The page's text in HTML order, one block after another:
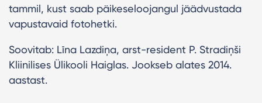
tammil, kust saab päikeseloojangul jäädvustada
vapustavaid fotohetki.
Soovitab: Līna Lazdiņa, arst-resident P. Stradiņši
Kliinilises Ülikooli Haiglas. Jookseb alates 2014.
aastast.